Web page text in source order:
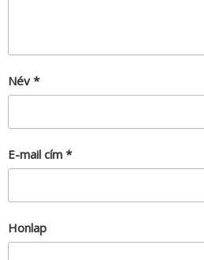
Név *
E-mail cím *
Honlap